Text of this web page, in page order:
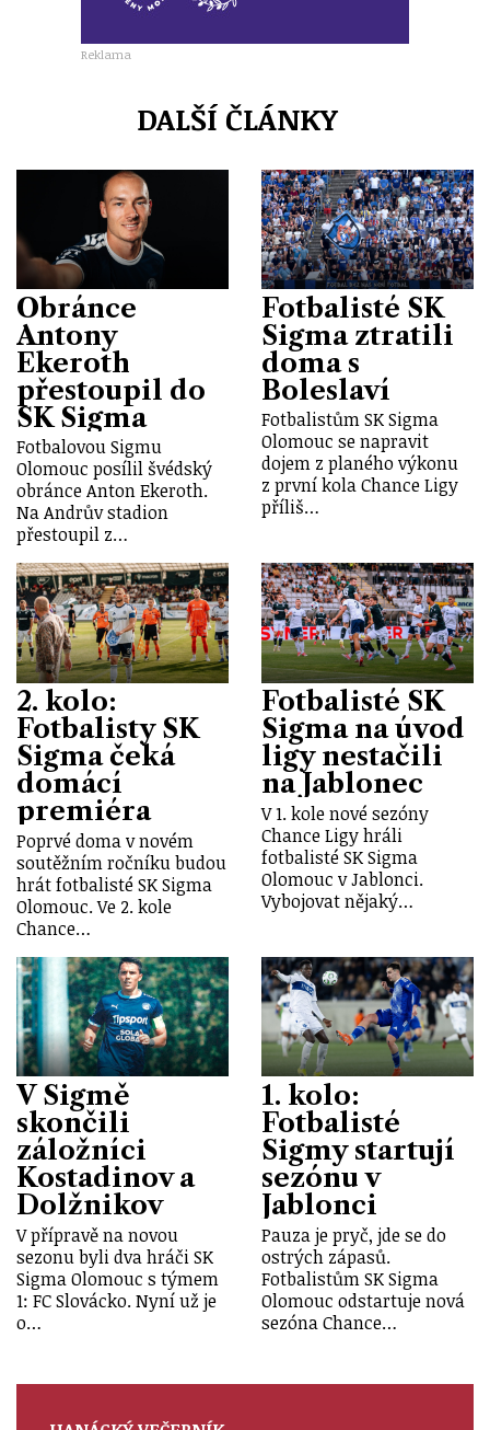
Reklama
DALŠÍ ČLÁNKY
Obránce
Antony
Ekeroth
přestoupil do
SK Sigma
Fotbalovou Sigmu
Olomouc posílil švédský
obránce Anton Ekeroth.
Na Andrův stadion
přestoupil z…
Fotbalisté SK
Sigma ztratili
doma s
Boleslaví
Fotbalistům SK Sigma
Olomouc se napravit
dojem z planého výkonu
z první kola Chance Ligy
příliš…
2. kolo:
Fotbalisty SK
Sigma čeká
domácí
premiéra
Poprvé doma v novém
soutěžním ročníku budou
hrát fotbalisté SK Sigma
Olomouc. Ve 2. kole
Chance…
Fotbalisté SK
Sigma na úvod
ligy nestačili
na Jablonec
V 1. kole nové sezóny
Chance Ligy hráli
fotbalisté SK Sigma
Olomouc v Jablonci.
Vybojovat nějaký…
V Sigmě
skončili
záložníci
Kostadinov a
Dolžnikov
V přípravě na novou
sezonu byli dva hráči SK
Sigma Olomouc s týmem
1: FC Slovácko. Nyní už je
o…
1. kolo:
Fotbalisté
Sigmy startují
sezónu v
Jablonci
Pauza je pryč, jde se do
ostrých zápasů.
Fotbalistům SK Sigma
Olomouc odstartuje nová
sezóna Chance…